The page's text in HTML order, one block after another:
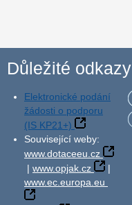
Důležité odkazy
Elektronické podání
žádosti o podporu
(IS KP21+)
Související weby:
www.dotaceeu.cz
| www.opjak.cz
|
www.ec.europa.eu